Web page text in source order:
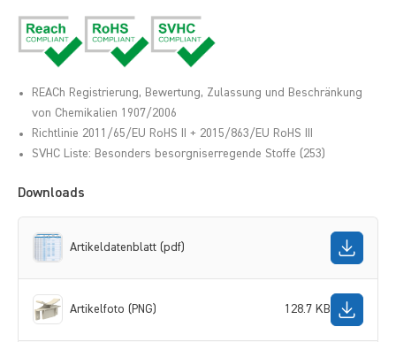
REACh Registrierung, Bewertung, Zulassung und Beschränkung
von Chemikalien 1907/2006
Richtlinie 2011/65/EU RoHS II + 2015/863/EU RoHS III
SVHC Liste: Besonders besorgniserregende Stoffe (253)
Downloads
Artikeldatenblatt (pdf)
Artikelfoto (PNG) 128.7 KB